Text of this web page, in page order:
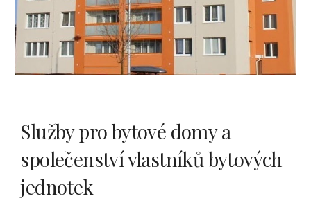
Služby pro bytové domy a
společenství vlastníků bytových
jednotek